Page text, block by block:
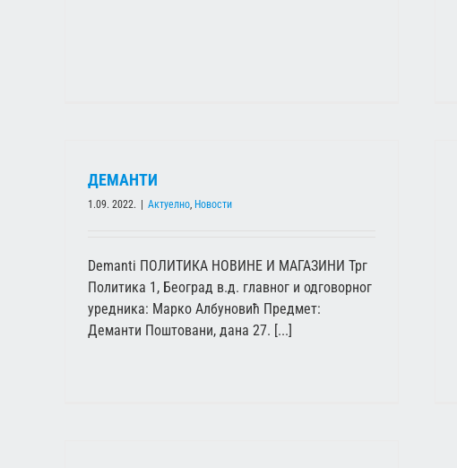
ДЕМАНТИ
1.09. 2022. Актуелно, Новости
Demanti ПОЛИТИКА НОВИНЕ И МАГАЗИНИ Трг
Политика 1, Београд в.д. главног и одговорног
уредника: Марко Албуновић Предмет:
Деманти Поштовани, дана 27. [...]